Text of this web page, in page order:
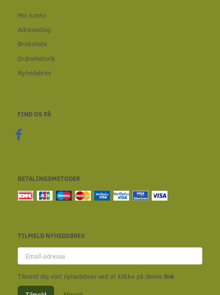
Min konto
Adressebog
Ønskeliste
Ordrehistorik
Nyhedsbrev
FIND OS PÅ
BETALINGSMETODER
TILMELD NYHEDSBREV
Email-
adresse
Tilmeld dig vort nyhedsbrev ved at klikke på denne link